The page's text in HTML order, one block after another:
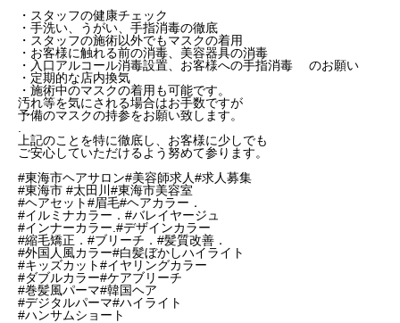
・スタッフの健康チェック
・手洗い、うがい、手指消毒の徹底
・スタッフの施術以外でもマスクの着用
・お客様に触れる前の消毒、美容器具の消毒
・入口アルコール消毒設置、お客様への手指消毒 のお願い
・定期的な店内換気
・施術中のマスクの着用も可能です。
汚れ等を気にされる場合はお手数ですが
予備のマスクの持参をお願い致します。
上記のことを特に徹底し、お客様に少しでも
ご安心していただけるよう努めて参ります。
#東海市ヘアサロン#美容師求人#求人募集
#東海市 #太田川#東海市美容室
#ヘアセット#眉毛#ヘアカラー．
#イルミナカラー．#バレイヤージュ
#インナーカラー.#デザインカラー
#縮毛矯正．#ブリーチ．#髪質改善．
#外国人風カラー#白髪ぼかしハイライト
#キッズカット#イヤリングカラー
#ダブルカラー#ケアブリーチ
#巻髪風パーマ#韓国ヘア
#デジタルパーマ#ハイライト
#ハンサムショート